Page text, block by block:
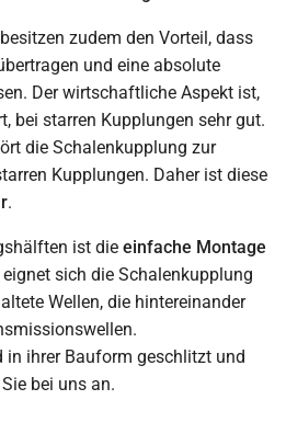
zudem den Vorteil, dass
und eine absolute
Der wirtschaftliche Aspekt ist,
bei starren Kupplungen sehr gut.
die Schalenkupplung zur
Kupplungen. Daher ist diese
.
ist die einfache Montage
sich die Schalenkupplung
Wellen, die hintereinander
in ihrer Bauform geschlitzt und
bei uns an.